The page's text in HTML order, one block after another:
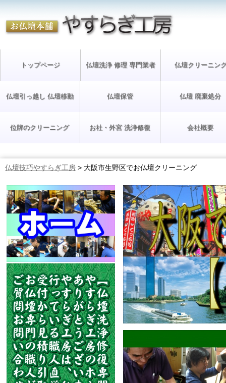
トップページ 仏壇洗浄 修理 専門業者 仏壇クリーニン
仏壇引っ越し 仏壇移動 仏壇保管 仏壇 廃棄処分
位牌のクリーニング お社・外宮 洗浄修復 会社概要
仏壇技巧やすらぎ工房 > 大阪市生野区でお仏壇クリーニング